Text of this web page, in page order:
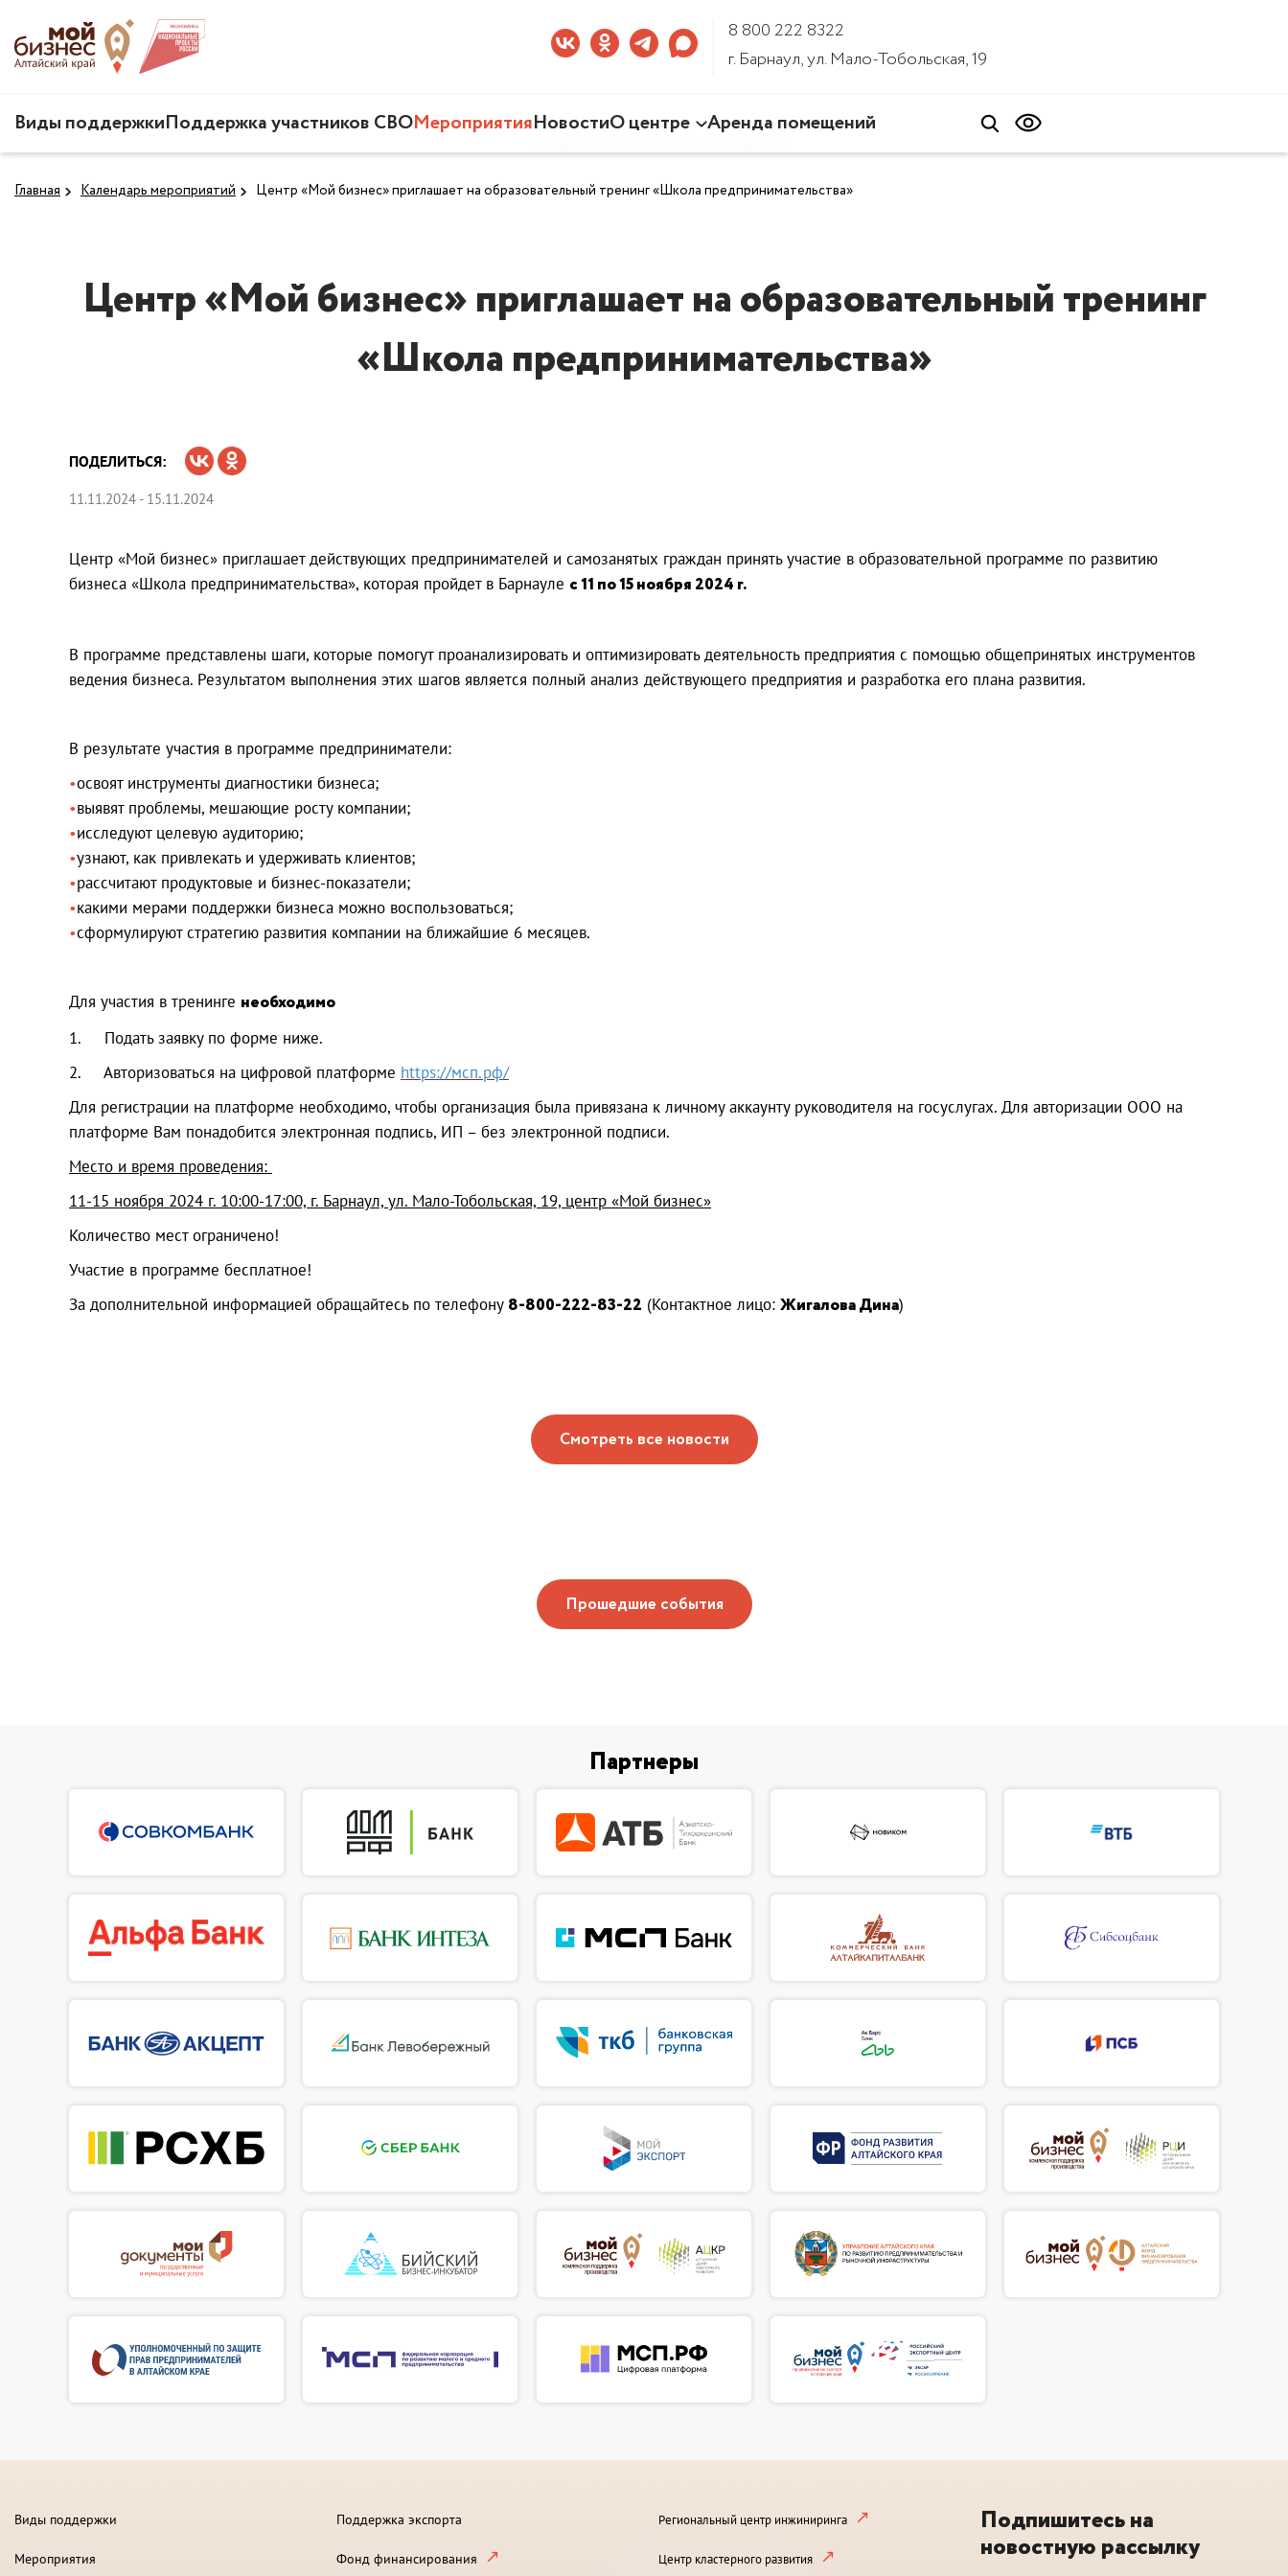
8 800 222 8322
г. Барнаул, ул. Мало-Тобольская, 19
Виды поддержкиПоддержка участников СВОМероприятияНовостиО центре
Команда Центра
Аренда помещений
Главная Календарь мероприятий Центр «Мой бизнес» приглашает на образовательный тренинг «Школа предпринимательства»
Центр «Мой бизнес» приглашает на образовательный тренинг
«Школа предпринимательства»
ПОДЕЛИТЬСЯ:
11.11.2024 - 15.11.2024
Центр «Мой бизнес» приглашает действующих предпринимателей и самозанятых граждан принять участие в образовательной программе по развитию
бизнеса «Школа предпринимательства», которая пройдет в Барнауле с 11 по 15 ноября 2024 г.
В программе представлены шаги, которые помогут проанализировать и оптимизировать деятельность предприятия с помощью общепринятых инструментов
ведения бизнеса. Результатом выполнения этих шагов является полный анализ действующего предприятия и разработка его плана развития.
В результате участия в программе предприниматели:
освоят инструменты диагностики бизнеса;
выявят проблемы, мешающие росту компании;
исследуют целевую аудиторию;
узнают, как привлекать и удерживать клиентов;
рассчитают продуктовые и бизнес-показатели;
какими мерами поддержки бизнеса можно воспользоваться;
сформулируют стратегию развития компании на ближайшие 6 месяцев.
Для участия в тренинге необходимо
1. Подать заявку по форме ниже.
2. Авторизоваться на цифровой платформе https://мсп.рф/
Для регистрации на платформе необходимо, чтобы организация была привязана к личному аккаунту руководителя на госуслугах. Для авторизации ООО на
платформе Вам понадобится электронная подпись, ИП – без электронной подписи.
Место и время проведения:
11-15 ноября 2024 г. 10:00-17:00, г. Барнаул, ул. Мало-Тобольская, 19, центр «Мой бизнес»
Количество мест ограничено!
Участие в программе бесплатное!
За дополнительной информацией обращайтесь по телефону 8-800-222-83-22 (Контактное лицо: Жигалова Дина)
Смотреть все новости
Прошедшие события
Партнеры
Виды поддержки
Мероприятия
Поддержка экспорта
Фонд финансирования
Региональный центр инжиниринга
Центр кластерного развития
Подпишитесь на
новостную рассылку